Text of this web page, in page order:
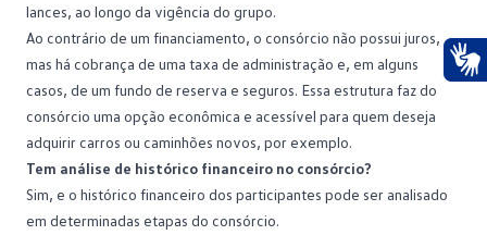
lances, ao longo da vigência do grupo.
Ao contrário de um financiamento, o consórcio não possui juros,
mas há cobrança de uma taxa de administração e, em alguns
casos, de um fundo de reserva e seguros. Essa estrutura faz do
consórcio uma opção econômica e acessível para quem deseja
adquirir carros ou caminhões novos, por exemplo.
Tem análise de histórico financeiro no consórcio?
Sim, e o histórico financeiro dos participantes pode ser analisado
em determinadas etapas do consórcio.